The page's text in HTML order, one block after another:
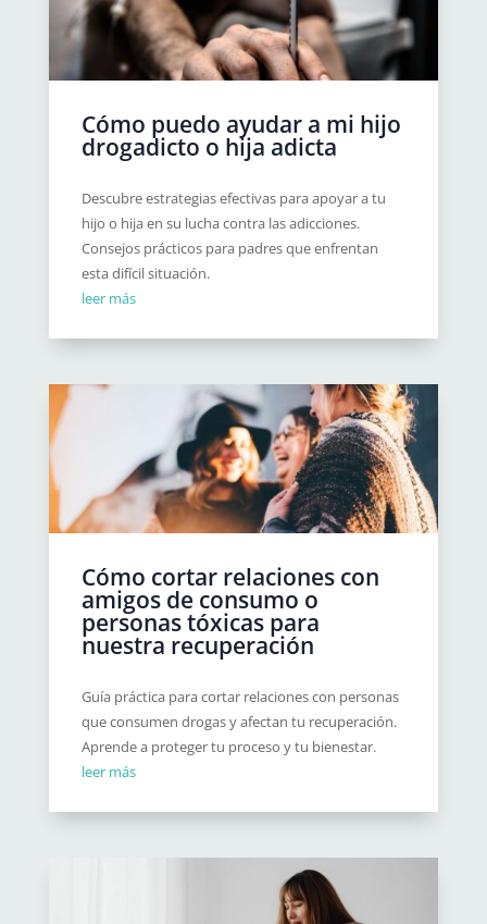
Cómo puedo ayudar a mi hijo
drogadicto o hija adicta
Descubre estrategias efectivas para apoyar a tu
hijo o hija en su lucha contra las adicciones.
Consejos prácticos para padres que enfrentan
esta difícil situación.
leer más
Cómo cortar relaciones con
amigos de consumo o
personas tóxicas para
nuestra recuperación
Guía práctica para cortar relaciones con personas
que consumen drogas y afectan tu recuperación.
Aprende a proteger tu proceso y tu bienestar.
leer más